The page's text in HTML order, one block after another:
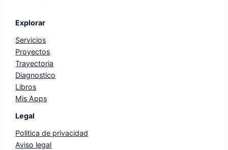
Explorar
Servicios
Proyectos
Trayectoria
Diagnostico
Libros
Mis Apps
Legal
Politica de privacidad
Aviso legal